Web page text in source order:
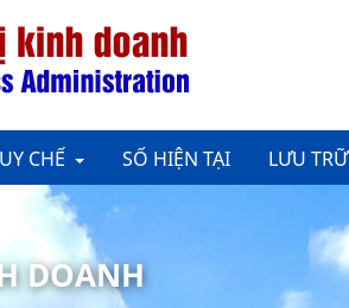
CHẾ SỐ HIỆN TẠI LƯU TRỮ
DOANH